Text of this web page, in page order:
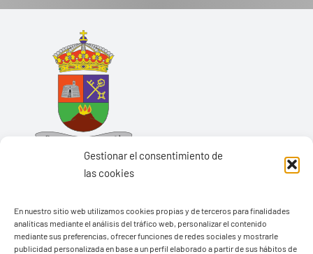
Gestionar el consentimiento de
las cookies
En nuestro sitio web utilizamos cookies propias y de terceros para finalidades
analíticas mediante el análisis del tráfico web, personalizar el contenido
mediante sus preferencias, ofrecer funciones de redes sociales y mostrarle
publicidad personalizada en base a un perfil elaborado a partir de sus hábitos de
Ayuntamiento de Yaiza
Pza. de Los Remedios, 1